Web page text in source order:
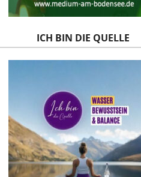
ICH BIN DIE QUELLE